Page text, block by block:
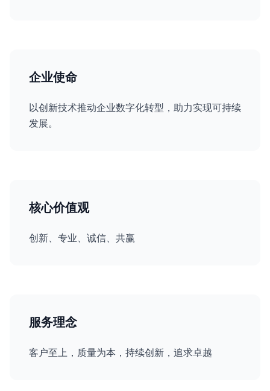
企业使命
以创新技术推动企业数字化转型，助力实现可持续
发展。
核心价值观
创新、专业、诚信、共赢
服务理念
客户至上，质量为本，持续创新，追求卓越